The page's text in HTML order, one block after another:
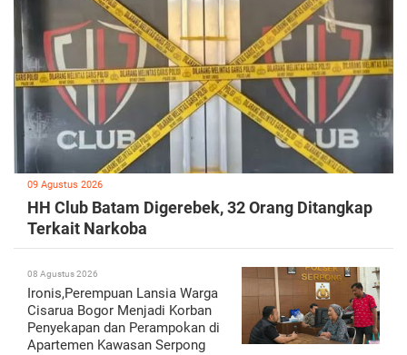
09 Agustus 2026
HH Club Batam Digerebek, 32 Orang Ditangkap
Terkait Narkoba
08 Agustus 2026
Ironis,Perempuan Lansia Warga
Cisarua Bogor Menjadi Korban
Penyekapan dan Perampokan di
Apartemen Kawasan Serpong